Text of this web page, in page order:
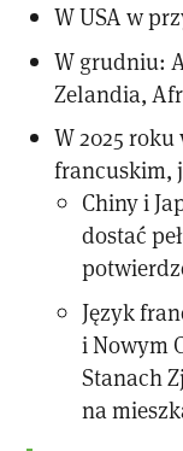
W USA w
W grudniu:
Zelandia,
W 2025
francuskim,
Chiny i
dostać
Język
i Nowym
Stanach
na